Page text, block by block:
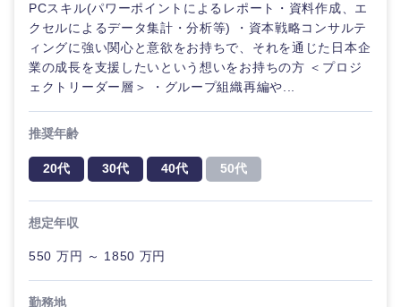
技術職
（モノづ
くり）
メディカ
ル
不動産専
その他マスメディア
エンターテイメント
法律・特許事務所・監査法人
関東地方
茨城県 栃木県
PCスキル(パワーポイントによるレポート・資料作成、エ
クセルによるデータ集計・分析等) ・資本戦略コンサルテ
ィングに強い関心と意欲をお持ちで、それを通じた日本企
業の成長を支援したいという想いをお持ちの方 ＜プロジ
ェクトリーダー層＞ ・グループ組織再編や...
推奨年齢
20代 30代 40代 50代
想定年収
550 万円 ～ 1850 万円
勤務地